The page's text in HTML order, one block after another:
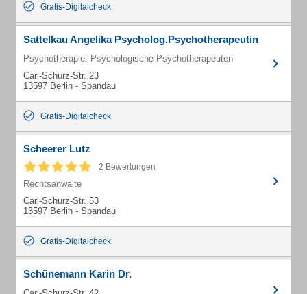
Gratis-Digitalcheck
Sattelkau Angelika Psycholog.Psychotherapeutin
Psychotherapie: Psychologische Psychotherapeuten
Carl-Schurz-Str. 23
13597 Berlin - Spandau
Gratis-Digitalcheck
Scheerer Lutz
2 Bewertungen
Rechtsanwälte
Carl-Schurz-Str. 53
13597 Berlin - Spandau
Gratis-Digitalcheck
Schünemann Karin Dr.